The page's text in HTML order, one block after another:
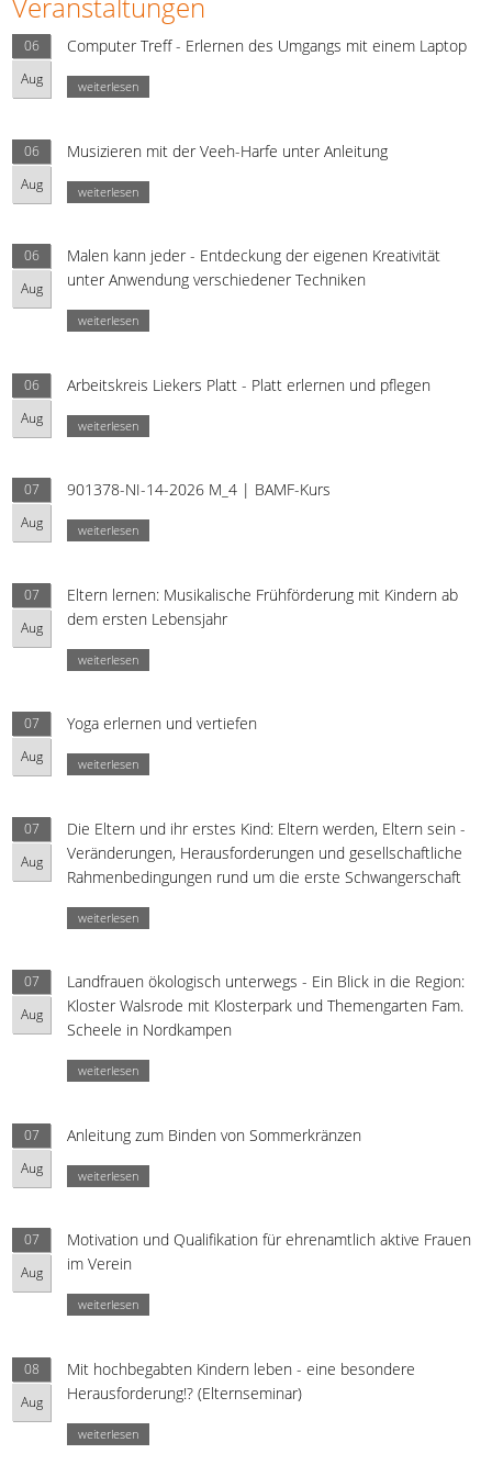
06
Aug
Computer Treff - Erlernen des Umgangs mit einem Laptop
weiterlesen
06
Aug
Musizieren mit der Veeh-Harfe unter Anleitung
weiterlesen
06
Aug
Malen kann jeder - Entdeckung der eigenen Kreativität
unter Anwendung verschiedener Techniken
weiterlesen
06
Aug
Arbeitskreis Liekers Platt - Platt erlernen und pflegen
weiterlesen
07
Aug
901378-NI-14-2026 M_4 | BAMF-Kurs
weiterlesen
07
Aug
Eltern lernen: Musikalische Frühförderung mit Kindern ab
dem ersten Lebensjahr
weiterlesen
07
Aug
Yoga erlernen und vertiefen
weiterlesen
07
Aug
Die Eltern und ihr erstes Kind: Eltern werden, Eltern sein -
Veränderungen, Herausforderungen und gesellschaftliche
Rahmenbedingungen rund um die erste Schwangerschaft
weiterlesen
07
Aug
Landfrauen ökologisch unterwegs - Ein Blick in die Region:
Kloster Walsrode mit Klosterpark und Themengarten Fam.
Scheele in Nordkampen
weiterlesen
07
Aug
Anleitung zum Binden von Sommerkränzen
weiterlesen
07
Aug
Motivation und Qualifikation für ehrenamtlich aktive Frauen
im Verein
weiterlesen
08
Aug
Mit hochbegabten Kindern leben - eine besondere
Herausforderung!? (Elternseminar)
weiterlesen